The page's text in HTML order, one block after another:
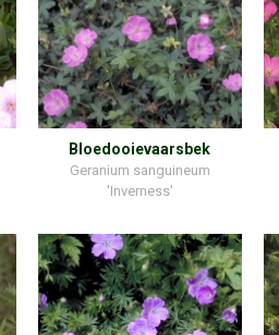
Bloedooievaarsbek
Geranium sanguineum
'Inverness'